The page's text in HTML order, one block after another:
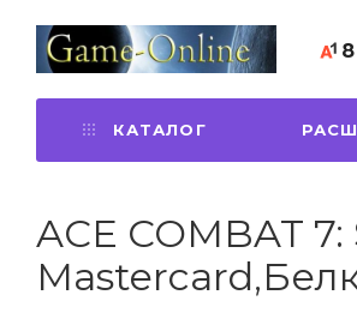
КАТАЛОГ
ACE COMBAT